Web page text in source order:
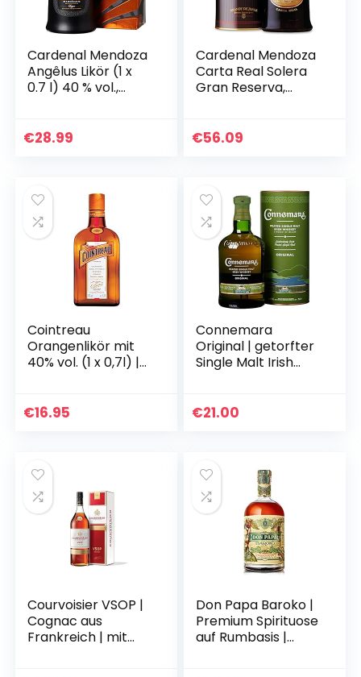
Cardenal Mendoza
Angêlus Likör (1 x
0.7 l) 40 % vol.,
Basis des beliebten
€28.99
Cardenal Mendoza
Carta Real Solera
Gran Reserva,
Jahre im Solera-
€56.09
Cointreau
Orangenlikör mit
40% vol. (1 x 0,7l) |
100% natürlichen
€16.95
Connemara
Original | getorfter
Single Malt Irish
ng | mit rauchigen
€21.00
Courvoisier VSOP |
Cognac aus
Frankreich | mit
Don Papa Baroko |
Premium Spirituose
auf Rumbasis |